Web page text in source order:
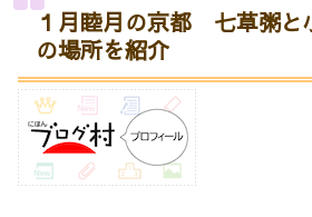
１月睦月の京都 七草粥と
の場所を紹介